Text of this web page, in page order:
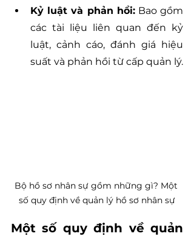
Kỷ luật và phản hồi: Bao gồm
các tài liệu liên quan đến kỷ
luật, cảnh cáo, đánh giá hiệu
suất và phản hồi từ cấp quản lý.
Bộ hồ sơ nhân sự gồm những gì? Một
số quy định về quản lý hồ sơ nhân sự
Một số quy định về quản